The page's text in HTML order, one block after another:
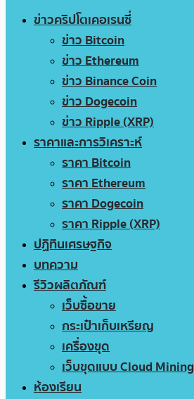
ข่าวคริปโตเคอเรนซี่
ข่าว Bitcoin
ข่าว Ethereum
ข่าว Binance Coin
ข่าว Dogecoin
ข่าว Ripple (XRP)
ราคาและการวิเคราะห์
ราคา Bitcoin
ราคา Ethereum
ราคา Dogecoin
ราคา Ripple (XRP)
ปฏิทินเศรษฐกิจ
บทความ
รีวิวผลิตภัณฑ์
เว็บซื้อขาย
กระเป๋าเก็บเหรียญ
เครื่องขุด
เว็บขุดแบบ Cloud Mining
ห้องเรียน